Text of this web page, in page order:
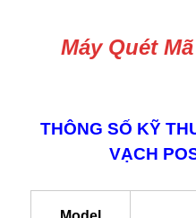
Máy Quét
THÔNG SỐ KỸ
VẠCH